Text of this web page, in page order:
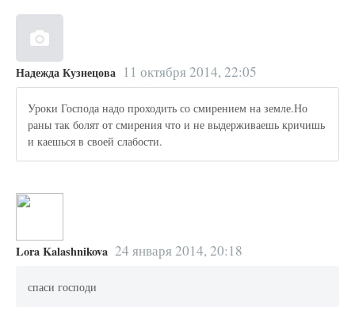
Надежда Кузнецова 11 октября 2014, 22:05
Уроки Господа надо проходить со смирением на земле.Но
раны так болят от смирения что и не выдерживаешь кричишь
и каешься в своей слабости.
Lora Kalashnikova 24 января 2014, 20:18
спаси господи